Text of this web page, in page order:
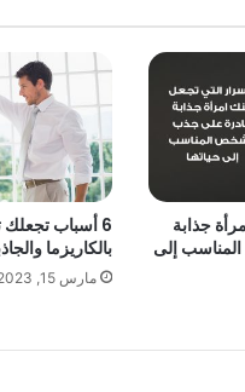
جذابة
إلى
6 أسباب
بالكاريزما
مارس 15, 2023